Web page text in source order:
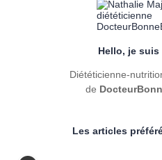
Hello, je suis
Diététicienne-
de
Les articles